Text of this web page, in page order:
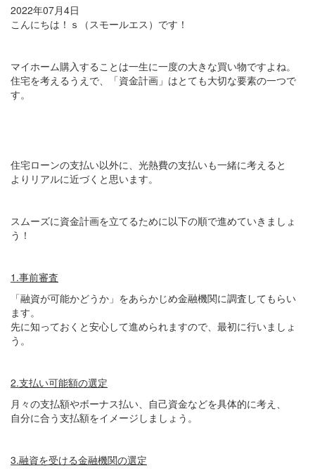
2022年07月4日
こんにちは！ｓ（スモールエス）です！
マイホーム購入することは一生に一度の大きな買い物ですよね。
住宅を考えるうえで、「資金計画」はとても大切な要素の一つで
す。
住宅ローンの支払い以外に、光熱費の支払いも一緒に考えると
よりリアルに近づくと思います。
スムーズに資金計画を立てるために以下の順で進めていきましょ
う！
1.事前審査
「融資が可能かどうか」をあらかじめ金融機関に調査してもらい
ます。
先に知っておくと安心して進められますので、最初に行いましょ
う。
2.支払い可能額の選定
月々の支払額やボーナス払い、自己資金などを具体的に考え、
自分に合う支払額をイメージしましょう。
3.融資を受ける金融機関の選定